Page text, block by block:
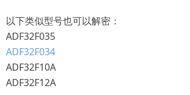
以下类似型号也可以解密：
ADF32F035
ADF32F034
ADF32F10A
ADF32F12A